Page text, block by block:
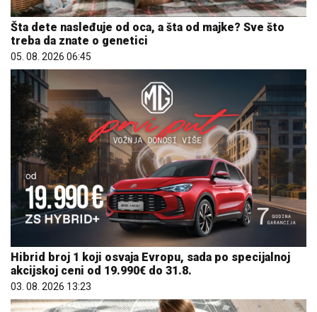
Šta dete nasleđuje od oca, a šta od majke? Sve što
treba da znate o genetici
05. 08. 2026 06:45
Hibrid broj 1 koji osvaja Evropu, sada po specijalnoj
akcijskoj ceni od 19.990€ do 31.8.
03. 08. 2026 13:23